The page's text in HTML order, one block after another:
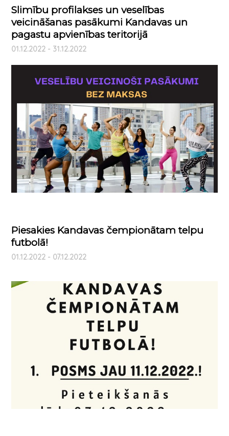
Slimību profilakses un veselības
veicināšanas pasākumi Kandavas un
pagastu apvienības teritorijā
01.12.2022 - 31.12.2022
Piesakies Kandavas čempionātam telpu
futbolā!
01.12.2022 - 07.12.2022